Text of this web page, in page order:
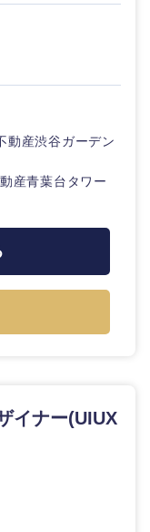
動産渋谷ガーデン
産青葉台タワー
イナー(UIUX